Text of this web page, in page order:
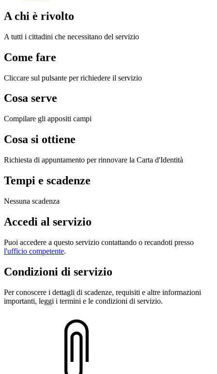
A chi è rivolto
A tutti i cittadini che necessitano del servizio
Come fare
Cliccare sul pulsante per richiedere il servizio
Cosa serve
Compilare gli appositi campi
Cosa si ottiene
Richiesta di appuntamento per rinnovare la Carta d'Identità
Tempi e scadenze
Nessuna scadenza
Accedi al servizio
Puoi accedere a questo servizio contattando o recandoti presso
l'ufficio competente.
Condizioni di servizio
Per conoscere i dettagli di scadenze, requisiti e altre informazioni
importanti, leggi i termini e le condizioni di servizio.